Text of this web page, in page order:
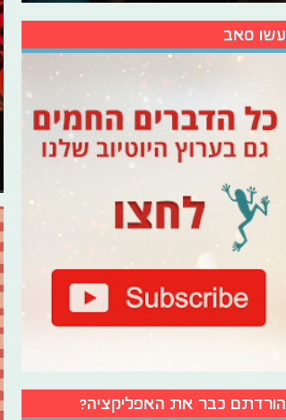
עשו סאב
הורדתם כבר את האפליקציה?